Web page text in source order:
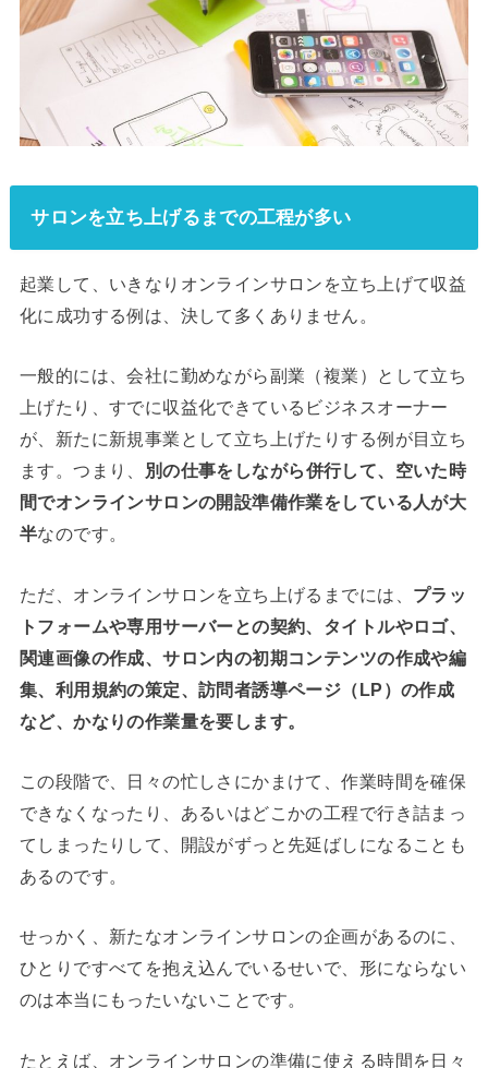
サロンを立ち上げるまでの工程が多い
起業して、いきなりオンラインサロンを立ち上げて収益
化に成功する例は、決して多くありません。
一般的には、会社に勤めながら副業（複業）として立ち
上げたり、すでに収益化できているビジネスオーナー
が、新たに新規事業として立ち上げたりする例が目立ち
ます。つまり、
別の仕事をしながら併行して、空いた時
間でオンラインサロンの開設準備作業をしている人が大
半なのです。
ただ、オンラインサロンを立ち上げるまでには、 プラッ
トフォームや専用サーバーとの契約、タイトルやロゴ、
関連画像の作成、サロン内の初期コンテンツの作成や編
集、利用規約の策定、訪問者誘導ページ（LP）の作成
など、かなりの作業量を要します。
この段階で、日々の忙しさにかまけて、作業時間を確保
できなくなったり、あるいはどこかの工程で行き詰まっ
てしまったりして、開設がずっと先延ばしになることも
あるのです。
せっかく、新たなオンラインサロンの企画があるのに、
ひとりですべてを抱え込んでいるせいで、形にならない
のは本当にもったいないことです。
たとえば、オンラインサロンの準備に使える時間を日々